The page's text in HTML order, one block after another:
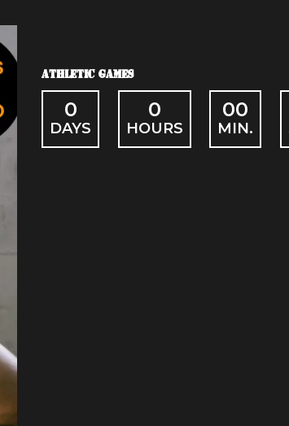
ATHLETIC GAMES
0
DAYS
0
HOURS
00
MIN.